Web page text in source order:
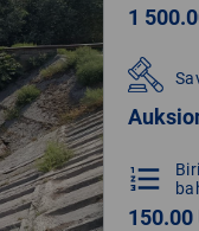
1
format_list_numbered
150.00